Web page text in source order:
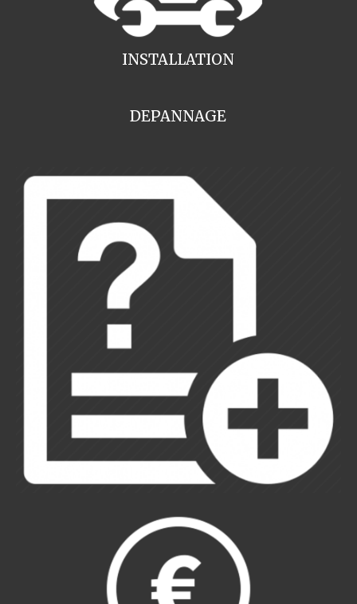
INSTALLATION
DEPANNAGE